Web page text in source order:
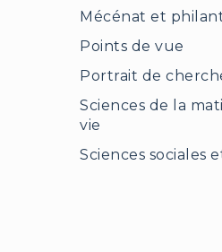
Mécénat et
Points de vue
Portrait de
Sciences de la
vie
Sciences sociales